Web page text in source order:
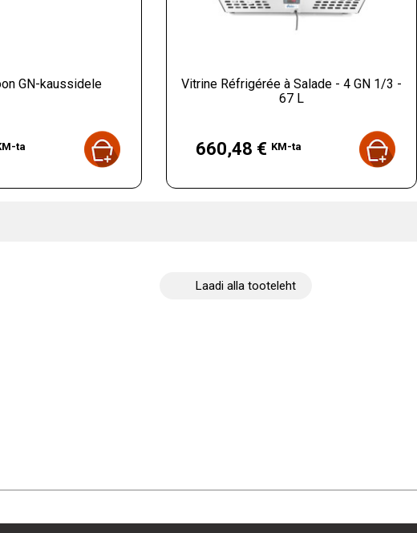
GN-kaussidele
ta
Vitrine Réfrigérée à Salade - 4 GN 1/3 -
67 L
660,48 € KM-ta
Laadi alla tooteleht